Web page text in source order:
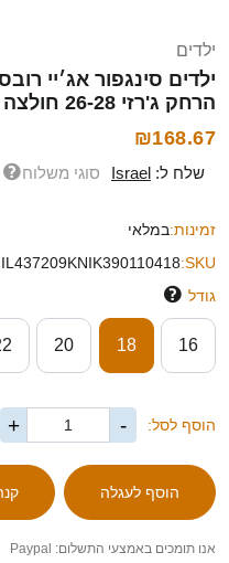
ילדים
הרחק ג'רזי 26-28 חולצה קצרה
₪168.67
שלח ל: Israel סוגי משלוח
זמינות:במלאי
SKU:
IL437209KNIK390110418
גודל
16
18
20
הוסף לסל: -
+
אנו תומכים באמצעי התשלום: Paypal